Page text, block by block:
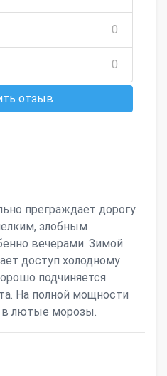
0
0
отзыв
преграждает дорогу
злобным
вечерами. Зимой
доступ холодному
подчиняется
На полной мощности
в лютые морозы.